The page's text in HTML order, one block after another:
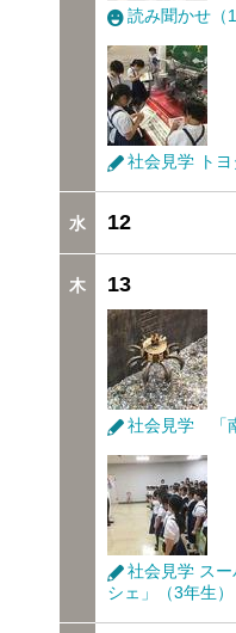
読み聞かせ（1
社会見学 トヨ
12
13
社会見学 「
社会見学 ス
シェ」（3年生）